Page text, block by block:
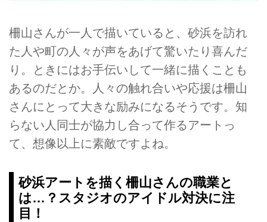
柵山さんが一人で描いていると、砂浜を訪れ
た人や町の人々が声をあげて驚いたり喜んだ
り。ときにはお手伝いして一緒に描くことも
あるのだとか。人々の触れ合いや応援は柵山
さんにとって大きな励みになるそうです。知
らない人同士が協力し合って作るアートっ
て、想像以上に素敵ですよね。
砂浜アートを描く柵山さんの職業と
は…？スタジオのアイドル対決に注
目！